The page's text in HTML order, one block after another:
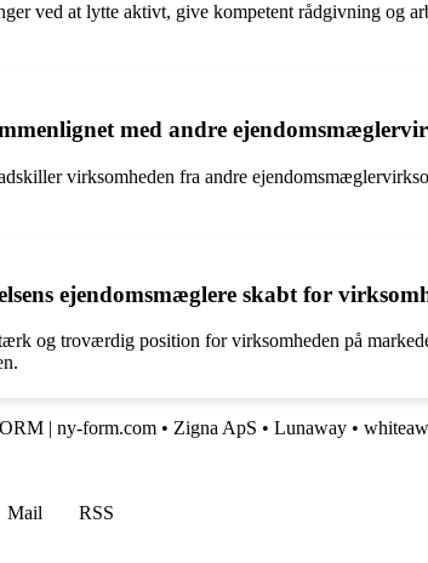
ved at lytte aktivt, give kompetent rådgivning og
med andre
virksomheden fra andre
ejendomsmæglere skabt for
og troværdig position for virksomheden på
| ny-form.com • Zigna ApS • Lunaway •
Mail
RSS